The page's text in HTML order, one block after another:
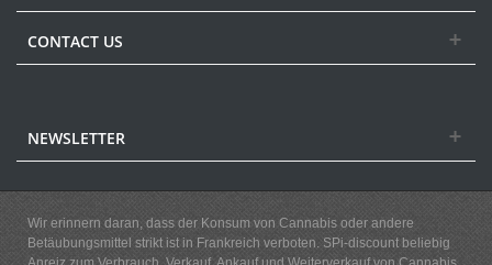
CONTACT US
NEWSLETTER
Wir erinnern daran, dass der Konsum von Cannabis oder andere
Betäubungsmittel strikt ist in Frankreich verboten. SPi-discount beliebig